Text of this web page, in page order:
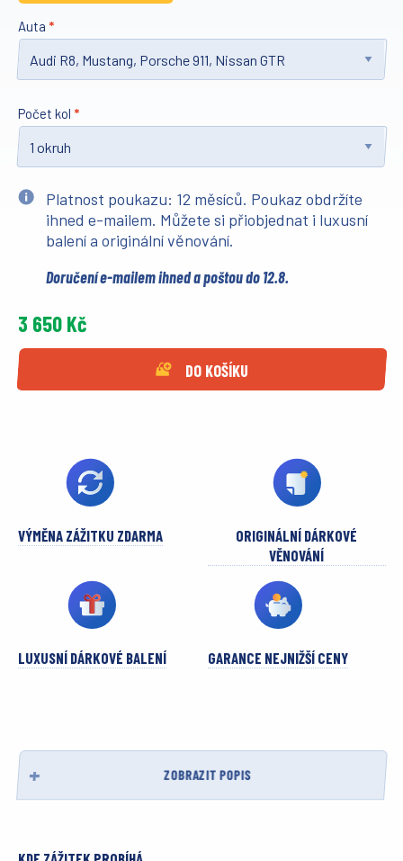
Auta
Počet kol
Platnost poukazu: 12 měsíců. Poukaz obdržíte
ihned e-mailem. Můžete si přiobjednat i luxusní
balení a originální věnování.
Doručení e-mailem ihned a poštou do 12.8.
3 650 Kč
DO KOŠÍKU
VÝMĚNA ZÁŽITKU ZDARMA
ORIGINÁLNÍ DÁRKOVÉ
VĚNOVÁNÍ
LUXUSNÍ DÁRKOVÉ BALENÍ GARANCE NEJNIŽŠÍ CENY
ZOBRAZIT POPIS